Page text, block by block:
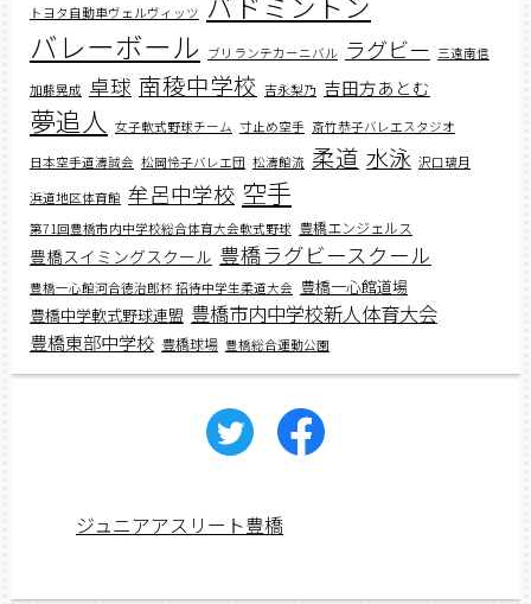
トヨタ自動車ヴェルヴィッツ
バレーボール ブリランテカーニバル ラグビー 三遠南信
加藤晃成 卓球 南稜中学校 吉永梨乃 吉田方あとむ
夢追人 女子軟式野球チーム 寸止め空手 斎竹恭子バレエスタジオ
日本空手道濤誠会 松岡怜子バレエ団 松濤館流 柔道 水泳 沢口璃月
浜道地区体育館 牟呂中学校 空手
第71回豊橋市内中学校総合体育大会軟式野球 豊橋エンジェルス
豊橋スイミングスクール 豊橋ラグビースクール
豊橋一心館河合徳治郎杯 招待中学生柔道大会 豊橋一心館道場
豊橋中学軟式野球連盟 豊橋市内中学校新人体育大会
豊橋東部中学校 豊橋球場 豊橋総合運動公園
ジュニアアスリート豊橋